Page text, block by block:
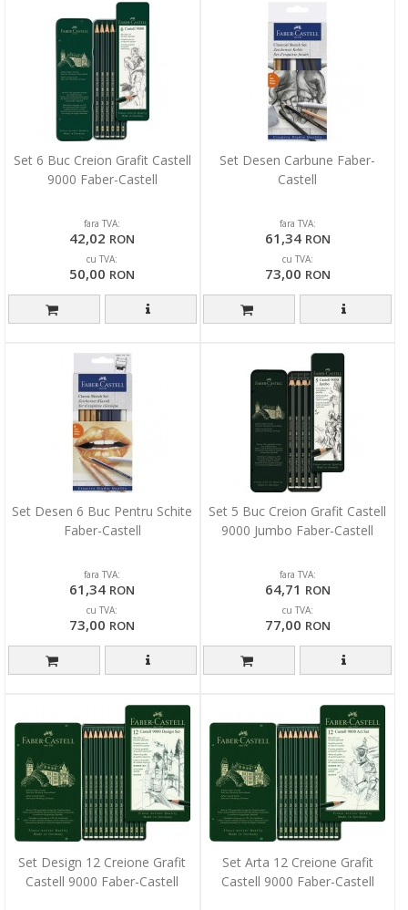
Set 6 Buc Creion Grafit Castell
9000 Faber-Castell
fara TVA:
42,02 RON
cu TVA:
50,00 RON
Set Desen Carbune Faber-
Castell
fara TVA:
61,34 RON
cu TVA:
73,00 RON
Set Desen 6 Buc Pentru Schite
Faber-Castell
fara TVA:
61,34 RON
cu TVA:
73,00 RON
Set 5 Buc Creion Grafit Castell
9000 Jumbo Faber-Castell
fara TVA:
64,71 RON
cu TVA:
77,00 RON
Set Design 12 Creione Grafit
Castell 9000 Faber-Castell
Set Arta 12 Creione Grafit
Castell 9000 Faber-Castell